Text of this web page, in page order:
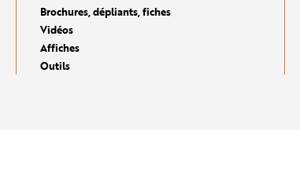
Brochures, dépliants, fiches
Vidéos
Affiches
Outils